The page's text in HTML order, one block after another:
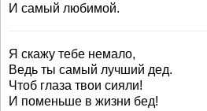
И самый любимой.
Я скажу тебе немало,
Ведь ты самый лучший дед.
Чтоб глаза твои сияли!
И поменьше в жизни бед!